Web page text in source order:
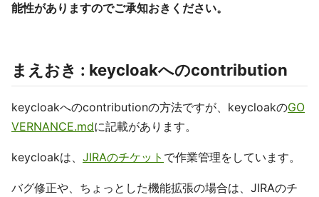
能性がありますのでご承知おきください。
まえおき : keycloakへのcontribution
keycloakへのcontributionの方法ですが、keycloakのGO
VERNANCE.mdに記載があります。
keycloakは、 JIRAのチケット で作業管理をしています。
バグ修正や、ちょっとした機能拡張の場合は、JIRAのチ